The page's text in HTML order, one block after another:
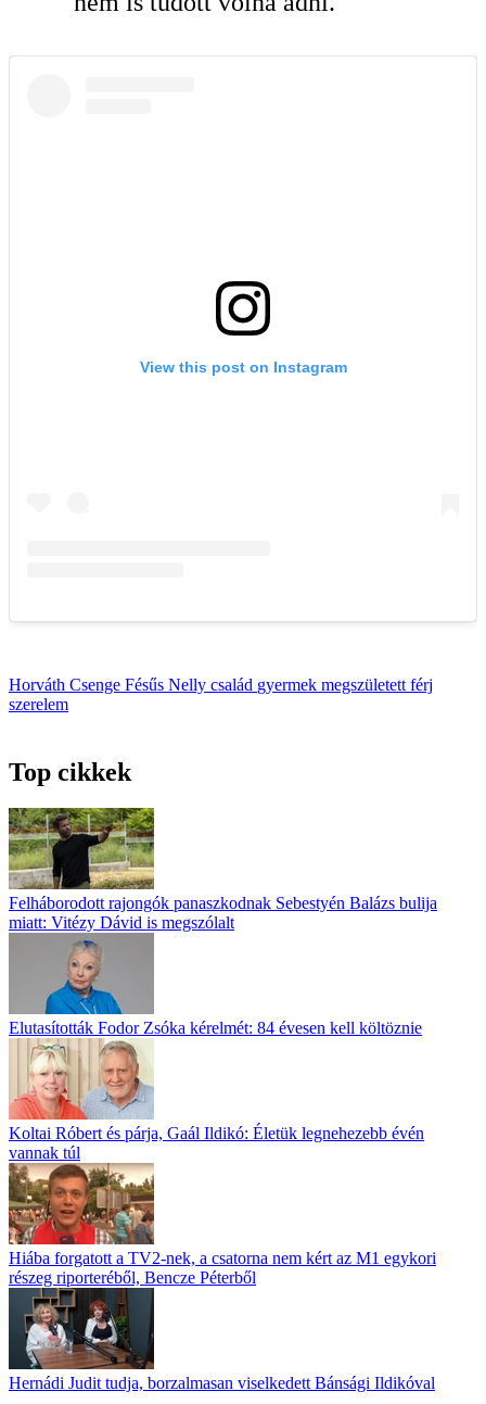
Horváth Csenge Fésűs Nelly család gyermek megszületett férj
szerelem
Top cikkek
Felháborodott rajongók panaszkodnak Sebestyén Balázs bulija
miatt: Vitézy Dávid is megszólalt
Elutasították Fodor Zsóka kérelmét: 84 évesen kell költöznie
Koltai Róbert és párja, Gaál Ildikó: Életük legnehezebb évén
vannak túl
Hiába forgatott a TV2-nek, a csatorna nem kért az M1 egykori
részeg riporteréből, Bencze Péterből
Hernádi Judit tudja, borzalmasan viselkedett Bánsági Ildikóval